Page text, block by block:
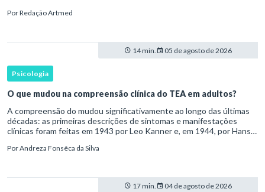
transtorno do des
PorRedação Artmed
14 min. 05 de agosto de 2026
Psicologia
O que mudou na compreensão clínica do TEA em adultos?
A compreensão do mudou significativamente ao longo das últimas
décadas: as primeiras descrições de sintomas e manifestações
clínicas foram feitas em 1943 por Leo Kanner e, em 1944, por Hans
PorAndreza Fonsêca da Silva
17 min. 04 de agosto de 2026